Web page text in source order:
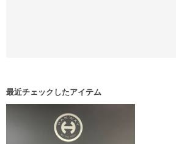
最近チェックしたアイテム